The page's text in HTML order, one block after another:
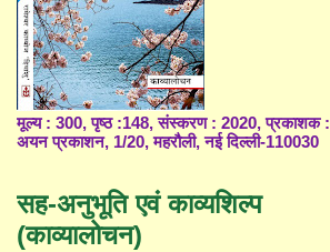
मूल्य : 300, पृष्ठ :148, संस्करण : 2020, प्रकाशक :
अयन प्रकाशन, 1/20, महरौली, नई दिल्ली-110030
सह-अनुभूति एवं काव्यशिल्प
(काव्यालोचन)